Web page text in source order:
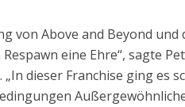
von Above and Beyond und
eine Ehre“, sagte
dieser Franchise ging es